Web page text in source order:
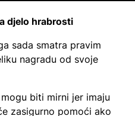
djelo hrabrosti
sada smatra pravim
nagradu od svoje
biti mirni jer imaju
zasigurno pomoći ako